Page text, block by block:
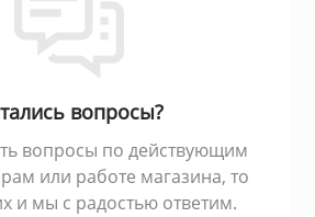
вопросы?
вопросы по действующим
или работе магазина, то
и мы с радостью ответим.